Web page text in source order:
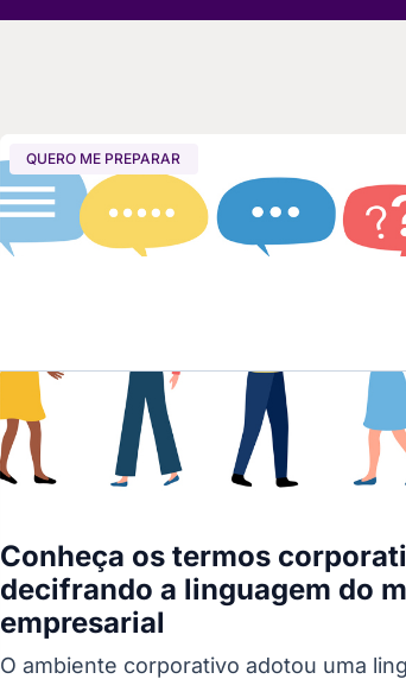
QUERO ME PREPARAR
Conheça os termos
decifrando a linguagem do
empresarial
O ambiente corporativo adotou uma